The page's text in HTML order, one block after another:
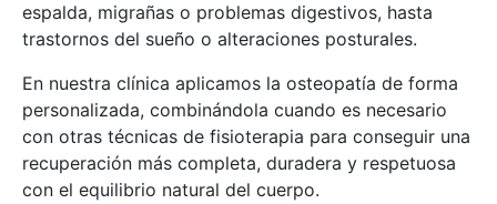
espalda, migrañas o problemas digestivos, hasta
trastornos del sueño o alteraciones posturales.
En nuestra clínica aplicamos la osteopatía de forma
personalizada, combinándola cuando es necesario
con otras técnicas de fisioterapia para conseguir una
recuperación más completa, duradera y respetuosa
con el equilibrio natural del cuerpo.